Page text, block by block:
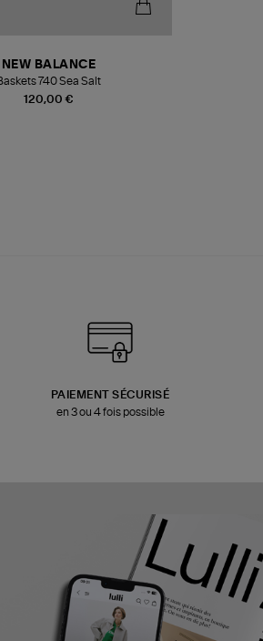
120,00 €
NEW BALANCE
740 Sea Salt
PAIEMENT SÉCURISÉ
en 3 ou 4 fois possible